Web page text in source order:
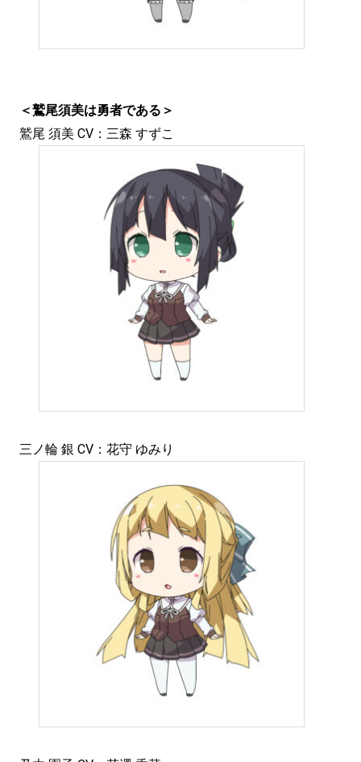
＜鷲尾須美は勇者である＞
鷲尾 須美 CV：三森 すずこ
三ノ輪 銀 CV：花守 ゆみり